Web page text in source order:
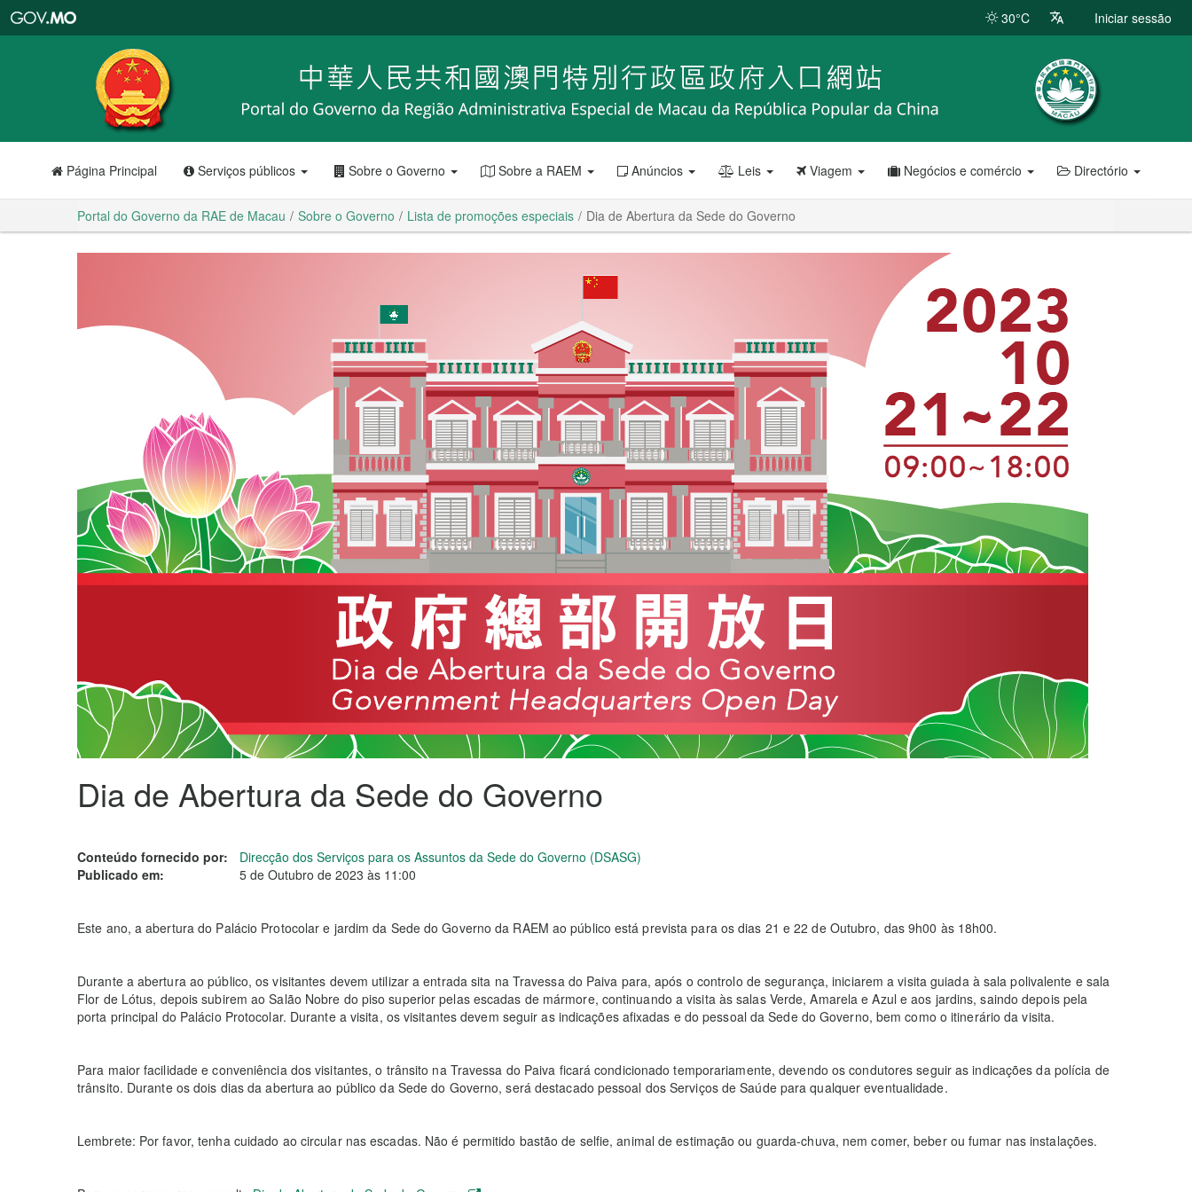
RAE
de
Macau
30°C Iniciar sessão
Página Principal Serviços públicos Sobre o Governo Sobre a RAEM Anúncios Leis Viagem Negócios e comércio Directório
Portal do Governo da RAE de Macau Sobre o Governo Lista de promoções especiais Dia de Abertura da Sede do Governo
Dia de Abertura da Sede do Governo
Conteúdo fornecido por:
Direcção dos Serviços para os Assuntos da Sede do Governo (DSASG)
Publicado em:
5 de Outubro de 2023 às 11:00
Este ano, a abertura do Palácio Protocolar e jardim da Sede do Governo da RAEM ao público está prevista para os dias 21 e 22 de Outubro, das 9h00 às 18h00.
Durante a abertura ao público, os visitantes devem utilizar a entrada sita na Travessa do Paiva para, após o controlo de segurança, iniciarem a visita guiada à sala polivalente e sala
Flor de Lótus, depois subirem ao Salão Nobre do piso superior pelas escadas de mármore, continuando a visita às salas Verde, Amarela e Azul e aos jardins, saindo depois pela
porta principal do Palácio Protocolar. Durante a visita, os visitantes devem seguir as indicações afixadas e do pessoal da Sede do Governo, bem como o itinerário da visita.
Para maior facilidade e conveniência dos visitantes, o trânsito na Travessa do Paiva ficará condicionado temporariamente, devendo os condutores seguir as indicações da polícia de
trânsito. Durante os dois dias da abertura ao público da Sede do Governo, será destacado pessoal dos Serviços de Saúde para qualquer eventualidade.
Lembrete: Por favor, tenha cuidado ao circular nas escadas. Não é permitido bastão de selfie, animal de estimação ou guarda-chuva, nem comer, beber ou fumar nas instalações.